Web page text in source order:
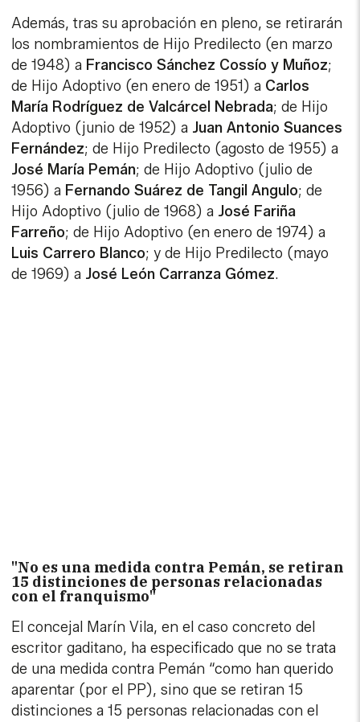
Además, tras su aprobación en pleno, se retirarán
los nombramientos de Hijo Predilecto (en marzo
de 1948) a Francisco Sánchez Cossío y Muñoz;
de Hijo Adoptivo (en enero de 1951) a Carlos
María Rodríguez de Valcárcel Nebrada; de Hijo
Adoptivo (junio de 1952) a Juan Antonio Suances
Fernández; de Hijo Predilecto (agosto de 1955) a
José María Pemán; de Hijo Adoptivo (julio de
1956) a Fernando Suárez de Tangil Angulo; de
Hijo Adoptivo (julio de 1968) a José Fariña
Farreño; de Hijo Adoptivo (en enero de 1974) a
Luis Carrero Blanco; y de Hijo Predilecto (mayo
de 1969) a José León Carranza Gómez.
"No es una medida contra Pemán, se retiran
15 distinciones de personas relacionadas
con el franquismo"
El concejal Marín Vila, en el caso concreto del
escritor gaditano, ha especificado que no se trata
de una medida contra Pemán “como han querido
aparentar (por el PP), sino que se retiran 15
distinciones a 15 personas relacionadas con el